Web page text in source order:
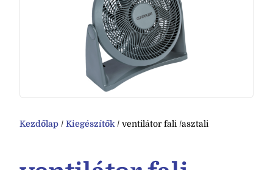
Kezdőlap / Kiegészítők / ventilátor fali /asztali
Bárszék RED
+ HOZZÁAD